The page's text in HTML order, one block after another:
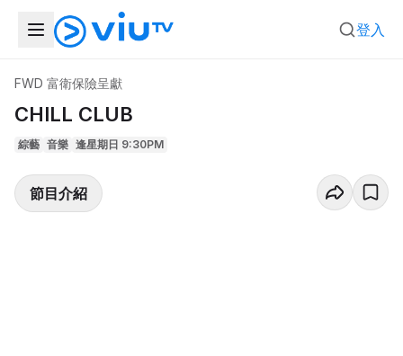
登入
FWD 富衛保險呈獻
CHILL CLUB
綜藝 音樂 逢星期日 9:30PM
節目介紹